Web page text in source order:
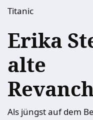
Titanic
Erika
alte
Als jüngst auf dem